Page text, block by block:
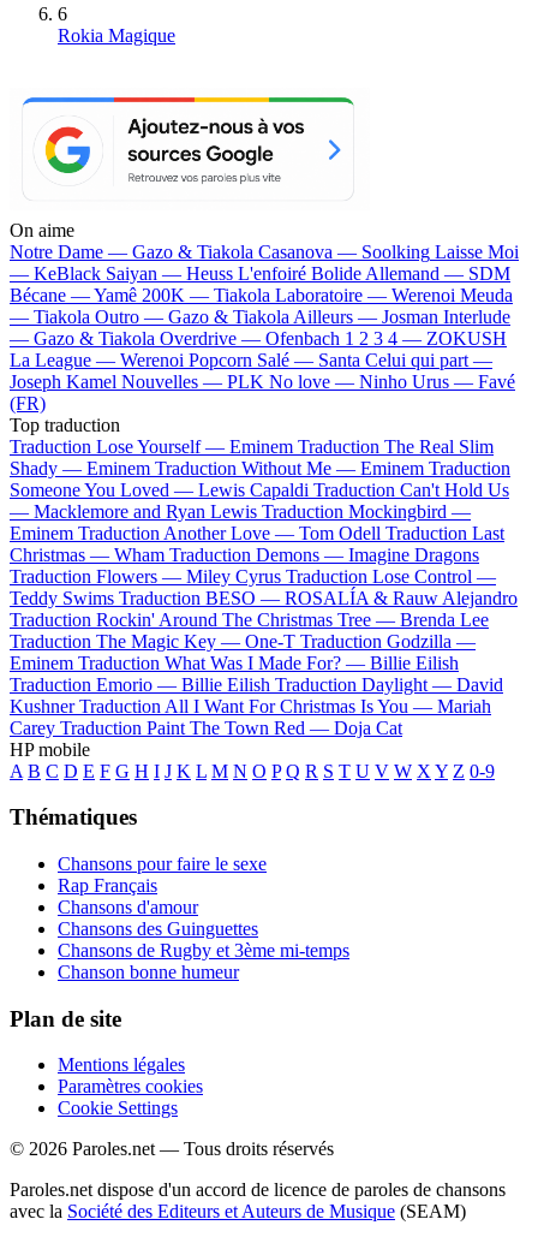
6
Rokia Magique
On aime
Notre Dame — Gazo & Tiakola Casanova — Soolking Laisse Moi
— KeBlack Saiyan — Heuss L'enfoiré Bolide Allemand — SDM
Bécane —Yamê 200K — Tiakola Laboratoire — Werenoi Meuda
— Tiakola Outro — Gazo & Tiakola Ailleurs — Josman Interlude
— Gazo & Tiakola Overdrive — Ofenbach 1 2 3 4 — ZOKUSH
La League — Werenoi Popcorn Salé — Santa Celui qui part —
Joseph Kamel Nouvelles — PLK No love — Ninho Urus — Favé
(FR)
Top traduction
Traduction Lose Yourself — Eminem Traduction The Real Slim
Shady — Eminem Traduction Without Me — Eminem Traduction
Someone You Loved — Lewis Capaldi Traduction Can't Hold Us
— Macklemore and Ryan Lewis Traduction Mockingbird —
Eminem Traduction Another Love — Tom Odell Traduction Last
Christmas — Wham Traduction Demons — Imagine Dragons
Traduction Flowers — Miley Cyrus Traduction Lose Control —
Teddy Swims Traduction BESO — ROSALÍA & Rauw Alejandro
Traduction Rockin' Around The Christmas Tree — Brenda Lee
Traduction The Magic Key — One-T Traduction Godzilla —
Eminem Traduction What Was I Made For? — Billie Eilish
Traduction Emorio — Billie Eilish Traduction Daylight — David
Kushner Traduction All I Want For Christmas Is You — Mariah
Carey Traduction Paint The Town Red — Doja Cat
HP mobile
A B C D E F G H I J K L M N O P Q R S T U V W X Y Z 0-9
Thématiques
Chansons pour faire le sexe
Rap Français
Chansons d'amour
Chansons des Guinguettes
Chansons de Rugby et 3ème mi-temps
Chanson bonne humeur
Plan de site
Mentions légales
Paramètres cookies
Cookie Settings
© 2026 Paroles.net — Tous droits réservés
Paroles.net dispose d'un accord de licence de paroles de chansons
avec la Société des Editeurs et Auteurs de Musique (SEAM)